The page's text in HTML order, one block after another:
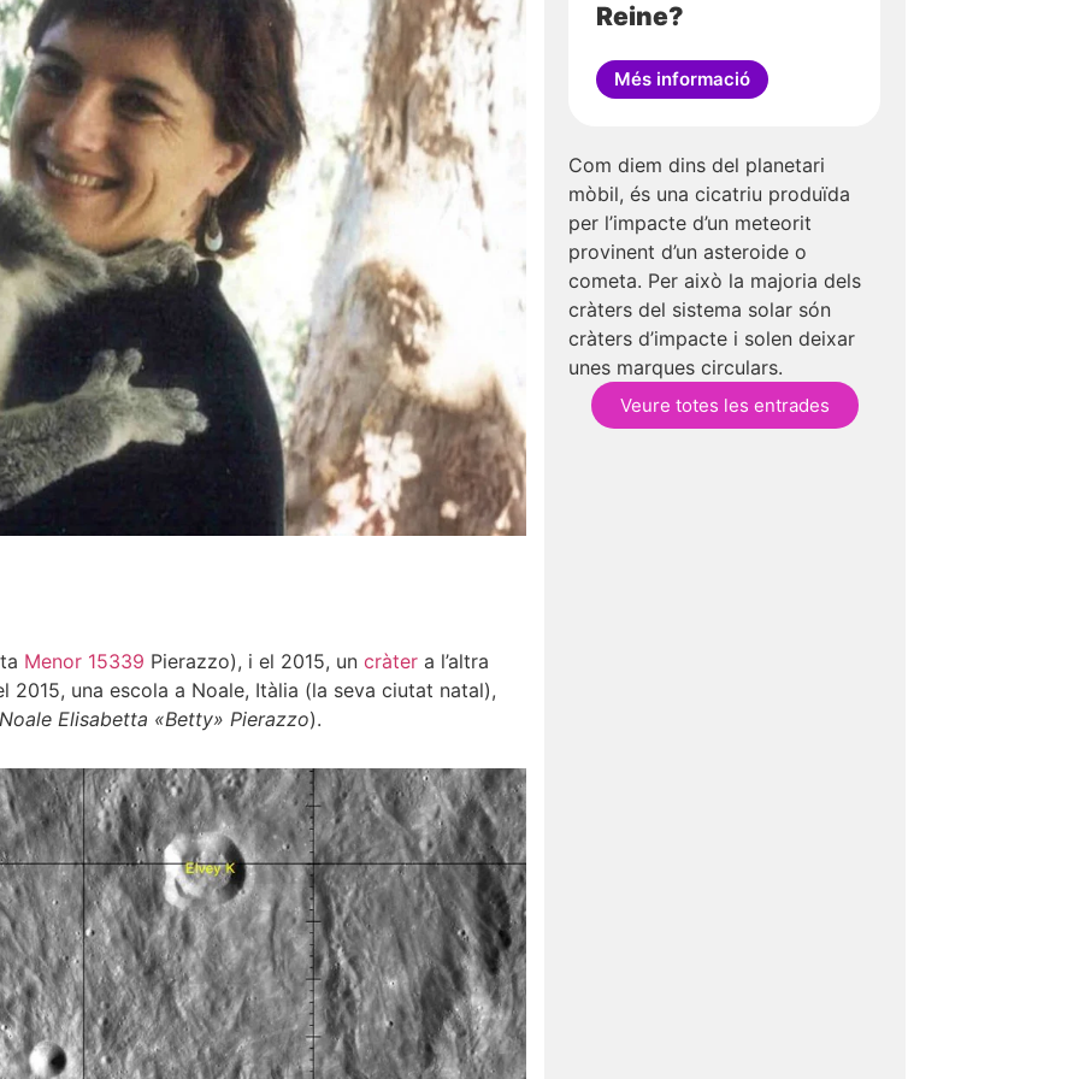
Menor 15339 Pierazzo), i el 2015, un cràter a l’altra
2015, una escola a Noale, Itàlia (la seva ciutat natal),
Elisabetta «Betty» Pierazzo).
Reine?
Més informació
Com diem dins del planetari
mòbil, és una cicatriu produïda
per l’impacte d’un meteorit
provinent d’un asteroide o
cometa. Per això la majoria dels
cràters del sistema solar són
cràters d’impacte i solen deixar
unes marques circulars.
Veure totes les entrades